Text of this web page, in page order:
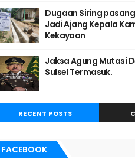
Dugaan Siring pasang
Jadi Ajang Kepala
Kekayaan
Jaksa Agung Mutasi
Sulsel Termasuk.
RECENT POSTS
FACEBOOK